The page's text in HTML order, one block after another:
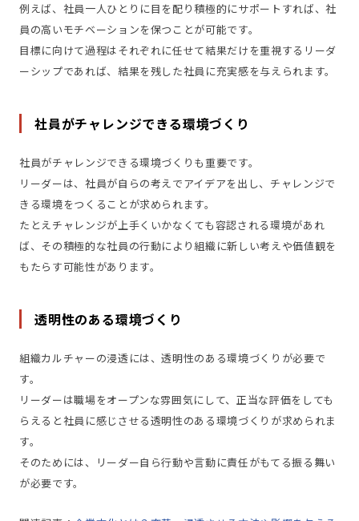
例えば、社員一人ひとりに目を配り積極的にサポートすれば、社
員の高いモチベーションを保つことが可能です。
目標に向けて過程はそれぞれに任せて結果だけを重視するリーダ
ーシップであれば、結果を残した社員に充実感を与えられます。
社員がチャレンジできる環境づくり
社員がチャレンジできる環境づくりも重要です。
リーダーは、社員が自らの考えでアイデアを出し、チャレンジで
きる環境をつくることが求められます。
たとえチャレンジが上手くいかなくても容認される環境があれ
ば、その積極的な社員の行動により組織に新しい考えや価値観を
もたらす可能性があります。
透明性のある環境づくり
組織カルチャーの浸透には、透明性のある環境づくりが必要で
す。
リーダーは職場をオープンな雰囲気にして、正当な評価をしても
らえると社員に感じさせる透明性のある環境づくりが求められま
す。
そのためには、リーダー自ら行動や言動に責任がもてる振る舞い
が必要です。